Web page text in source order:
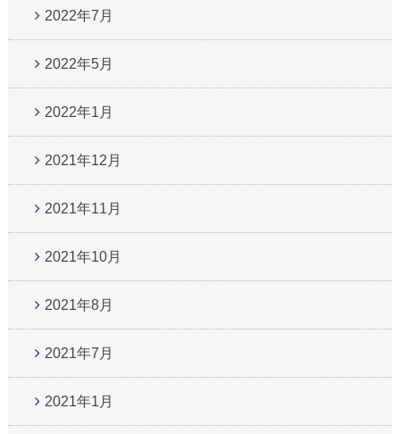
2022年7月
2022年5月
2022年1月
2021年12月
2021年11月
2021年10月
2021年8月
2021年7月
2021年1月